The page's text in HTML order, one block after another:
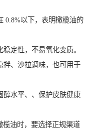
0.8%以下，表明橄榄油的
定性，不易氧化变质。
拌、沙拉调味，也可用于
醇水平、、保护皮肤健康
榄油时，要选择正规渠道